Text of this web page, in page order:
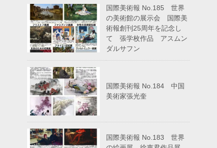
国際美術報 No.185 世界
の美術館の展示会 国際美
術報創刊25周年を記念し
て 張学枚作品 アスムン
ダルサフン
国際美術報 No.184 中国
美術家張光奎
国際美術報 No.183 世界